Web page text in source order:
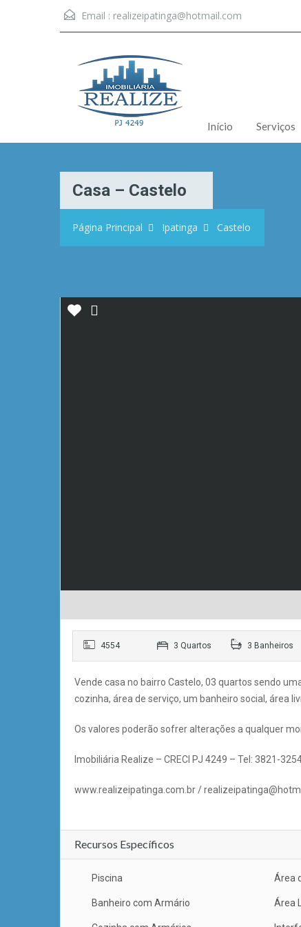
Email : realizeipatinga@hotmail.com
Início Serviços
Casa – Castelo
Página Principal Ipatinga Castelo
4554 3 Quartos 3 Banheiros
Vende casa no bairro Castelo, 03 quartos sendo
cozinha, área de serviço, um banheiro social, área
Os valores poderão sofrer alterações a qualquer
Imobiliária Realize – CRECI PJ 4249 – Tel: 3821-
www.realizeipatinga.com.br /
Recursos Específicos
Piscina Área
Banheiro com Armário Área